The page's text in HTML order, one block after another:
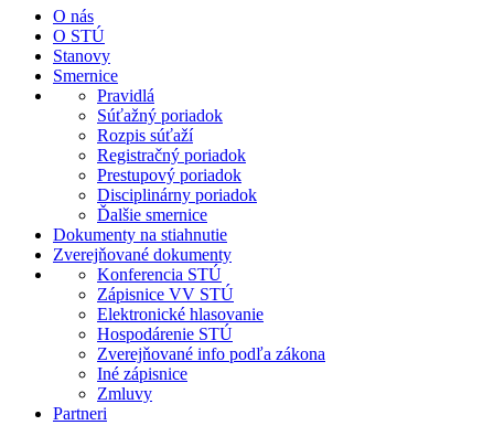
O nás
O STÚ
Stanovy
Smernice
Pravidlá
Súťažný poriadok
Rozpis súťaží
Registračný poriadok
Prestupový poriadok
Disciplinárny poriadok
Ďalšie smernice
Dokumenty na stiahnutie
Zverejňované dokumenty
Konferencia STÚ
Zápisnice VV STÚ
Elektronické hlasovanie
Hospodárenie STÚ
Zverejňované info podľa zákona
Iné zápisnice
Zmluvy
Partneri